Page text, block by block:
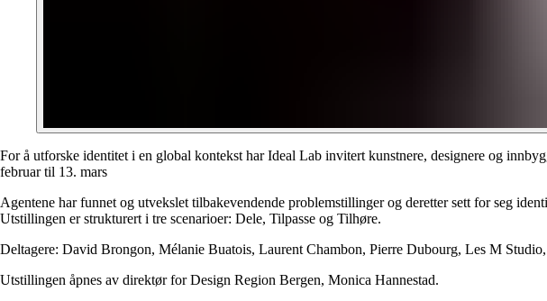
For å utforske identitet i en global kontekst har Ideal Lab invitert kunstnere, designere og
februar til 13. mars
Agentene har funnet og utvekslet tilbakevendende problemstillinger og deretter sett for seg
Utstillingen er strukturert i tre scenarioer: Dele, Tilpasse og Tilhøre.
Deltagere: David Brongon, Mélanie Buatois, Laurent Chambon, Pierre Dubourg, Les M
Utstillingen åpnes av direktør for Design Region Bergen, Monica Hannestad.